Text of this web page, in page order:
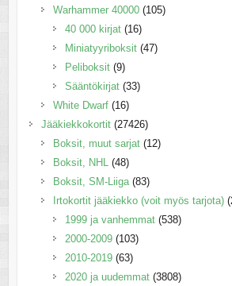
Warhammer 40000 (105)
40 000 kirjat (16)
Miniatyyriboksit (47)
Peliboksit (9)
Sääntökirjat (33)
White Dwarf (16)
Jääkiekkokortit (27426)
Boksit, muut sarjat (12)
Boksit, NHL
(48)
Boksit, SM-Liiga (83)
Irtokortit jääkiekko (voit myös tarjota)
1999 ja vanhemmat (538)
2000-2009 (103)
2010-2019 (63)
2020 ja uudemmat (3808)